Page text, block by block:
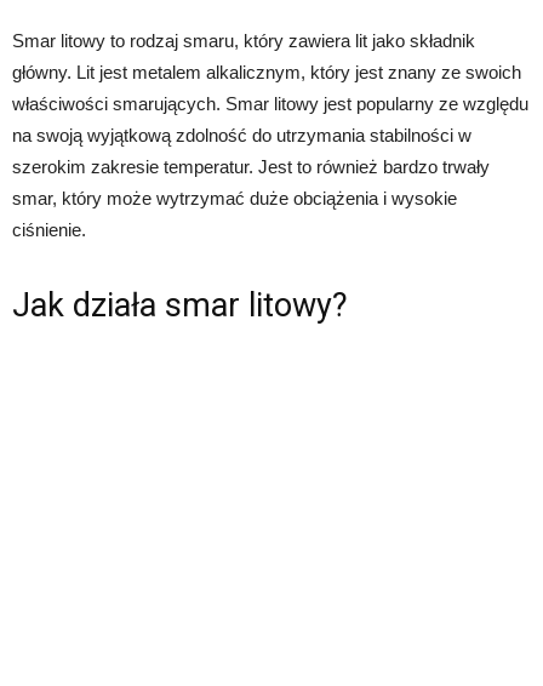
Smar litowy to rodzaj smaru, który zawiera lit jako składnik
główny. Lit jest metalem alkalicznym, który jest znany ze swoich
właściwości smarujących. Smar litowy jest popularny ze względu
na swoją wyjątkową zdolność do utrzymania stabilności w
szerokim zakresie temperatur. Jest to również bardzo trwały
smar, który może wytrzymać duże obciążenia i wysokie
ciśnienie.
Jak działa smar litowy?